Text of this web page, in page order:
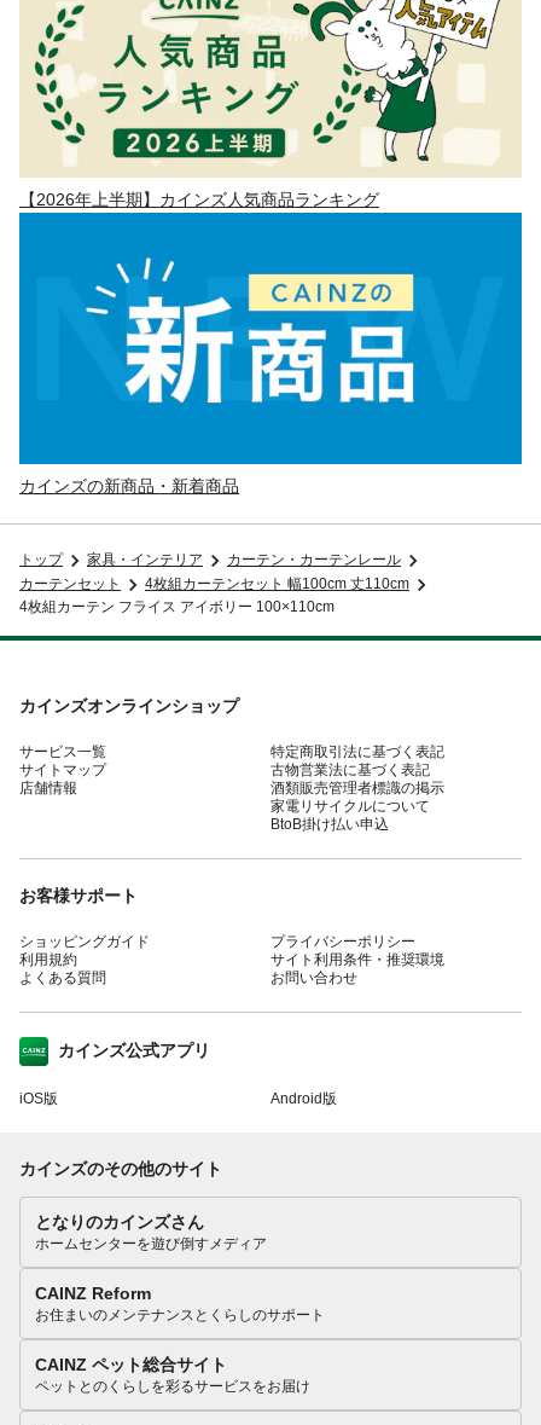
【2026年上半期】カインズ人気商品ランキング
カインズの新商品・新着商品
トップ 家具・インテリア
カーテン・カーテンレール
カーテンセット
4枚組カーテンセット 幅100cm 丈110cm
4枚組カーテン フライス アイボリー 100×110cm
カインズオンラインショップ
サービス一覧
サイトマップ
店舗情報
特定商取引法に基づく表記
古物営業法に基づく表記
酒類販売管理者標識の掲示
家電リサイクルについて
BtoB掛け払い申込
お客様サポート
ショッピングガイド
利用規約
よくある質問
プライバシーポリシー
サイト利用条件・推奨環境
お問い合わせ
カインズ公式アプリ
iOS版 Android版
カインズのその他のサイト
となりのカインズさん
ホームセンターを遊び倒すメディア
CAINZ Reform
お住まいのメンテナンスとくらしのサポート
CAINZ ペット総合サイト
ペットとのくらしを彩るサービスをお届け